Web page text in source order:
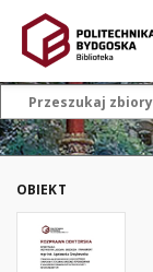
OBIEKT